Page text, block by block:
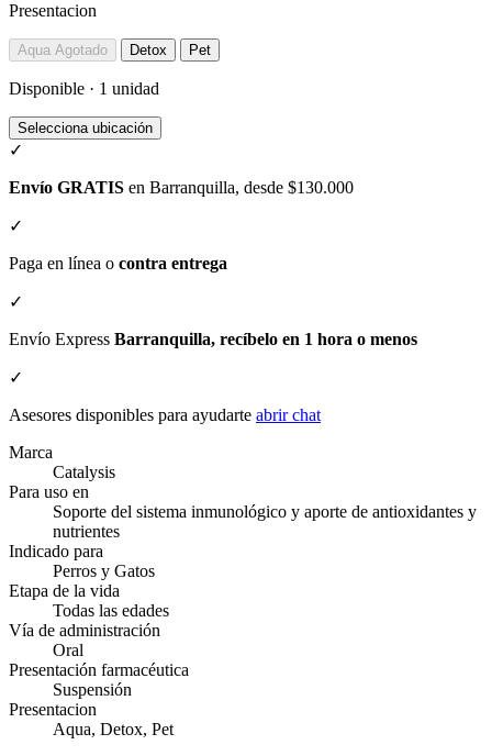
Presentacion
Aqua Agotado Detox Pet
Disponible · 1 unidad
Selecciona ubicación
✓
Envío GRATIS en Barranquilla, desde $130.000
✓
Paga en línea o contra entrega
✓
Envío Express Barranquilla, recíbelo en 1 hora o menos
✓
Asesores disponibles para ayudarte abrir chat
Marca
Catalysis
Para uso en
Soporte del sistema inmunológico y aporte de antioxidantes y
nutrientes
Indicado para
Perros y Gatos
Etapa de la vida
Todas las edades
Vía de administración
Oral
Presentación farmacéutica
Suspensión
Presentacion
Aqua, Detox, Pet